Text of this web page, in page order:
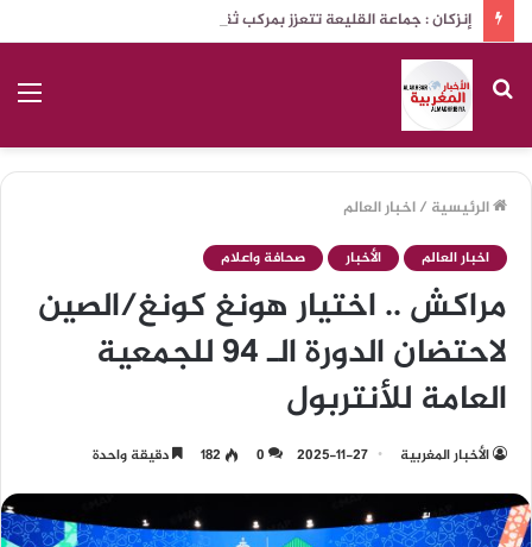
بحث
عن
الرئيسية /اخبار العالم
اخبار العالم الأخبار صحافة واعلام
مراكش .. اختيار هونغ كونغ/الصين
لاحتضان الدورة الـ 94 للجمعية
العامة للأنتربول
الأخبار المغربية 2025-11-27
0
182 دقيقة واحدة